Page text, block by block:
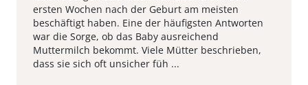
ersten Wochen nach der Geburt am meisten
beschäftigt haben. Eine der häufigsten Antworten
war die Sorge, ob das Baby ausreichend
Muttermilch bekommt. Viele Mütter beschrieben,
dass sie sich oft unsicher füh ...